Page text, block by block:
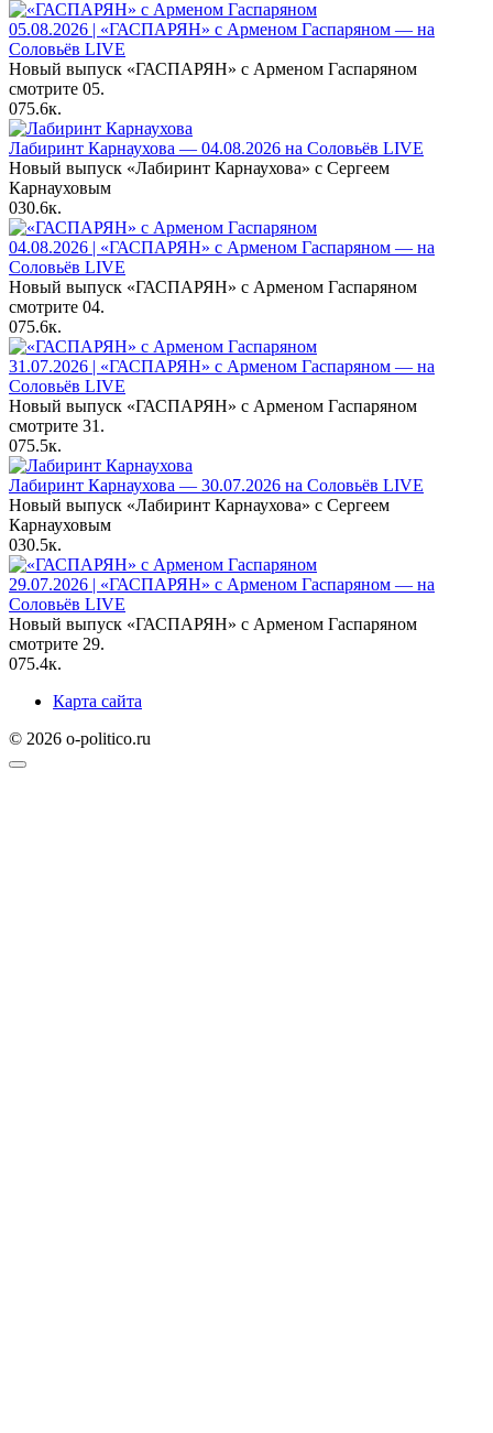
05.08.2026 | «ГАСПАРЯН» с Арменом Гаспаряном — на
Соловьёв LIVE
Новый выпуск «ГАСПАРЯН» с Арменом Гаспаряном
смотрите 05.
075.6к.
Лабиринт Карнаухова — 04.08.2026 на Соловьёв LIVE
Новый выпуск «Лабиринт Карнаухова» с Сергеем
Карнауховым
030.6к.
04.08.2026 | «ГАСПАРЯН» с Арменом Гаспаряном — на
Соловьёв LIVE
Новый выпуск «ГАСПАРЯН» с Арменом Гаспаряном
смотрите 04.
075.6к.
31.07.2026 | «ГАСПАРЯН» с Арменом Гаспаряном — на
Соловьёв LIVE
Новый выпуск «ГАСПАРЯН» с Арменом Гаспаряном
смотрите 31.
075.5к.
Лабиринт Карнаухова — 30.07.2026 на Соловьёв LIVE
Новый выпуск «Лабиринт Карнаухова» с Сергеем
Карнауховым
030.5к.
29.07.2026 | «ГАСПАРЯН» с Арменом Гаспаряном — на
Соловьёв LIVE
Новый выпуск «ГАСПАРЯН» с Арменом Гаспаряном
смотрите 29.
075.4к.
Карта сайта
© 2026 o-politico.ru